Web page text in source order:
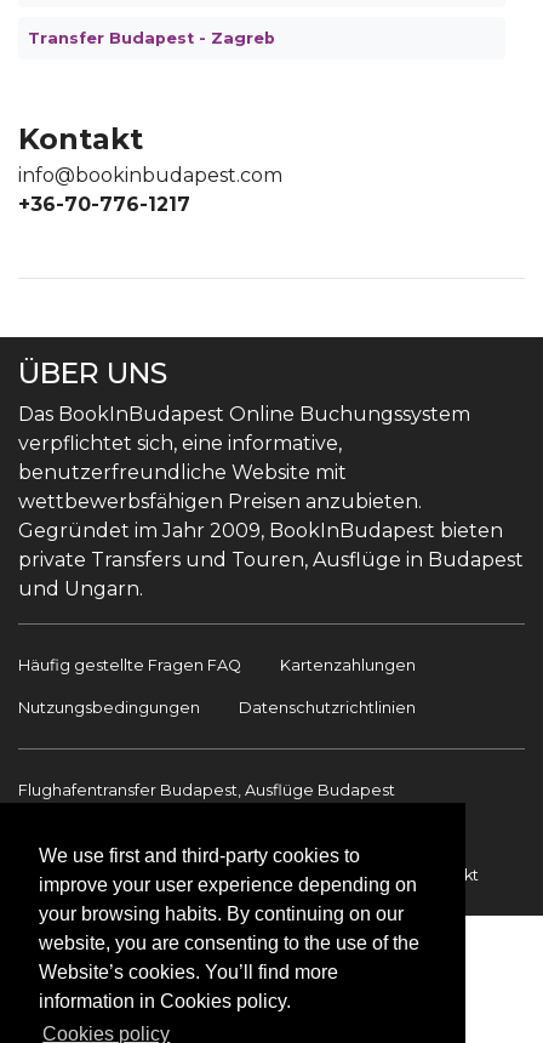
We use first and third-party cookies to
improve your user experience depending on
your browsing habits. By continuing on our
website, you are consenting to the use of the
Website’s cookies. You’ll find more
information in Cookies policy.
Cookies policy
Transfer Budapest - Zagreb
Kontakt
info@bookinbudapest.com
+36-70-776-1217
ÜBER UNS
Das BookInBudapest Online Buchungssystem
verpflichtet sich, eine informative,
benutzerfreundliche Website mit
wettbewerbsfähigen Preisen anzubieten.
Gegründet im Jahr 2009, BookInBudapest bieten
private Transfers und Touren, Ausflüge in Budapest
und Ungarn.
Häufig gestellte Fragen FAQ Kartenzahlungen
Nutzungsbedingungen Datenschutzrichtlinien
Flughafentransfer Budapest, Ausflüge Budapest
Flughafentransfer Internationale Transfers Kontakt